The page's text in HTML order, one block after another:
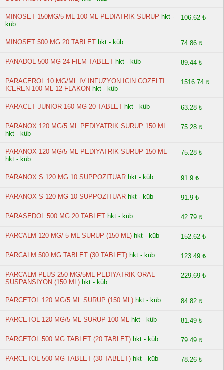
MINOSET 150MG/5 ML 100 ML PEDIATRIK SURUP hkt -
küb
106.62 ₺
MINOSET 500 MG 20 TABLET hkt - küb 74.86 ₺
PANADOL 500 MG 24 FILM TABLET hkt - küb 89.44 ₺
PARACEROL 10 MG/ML IV INFUZYON ICIN COZELTI
ICEREN 100 ML 12 FLAKON hkt - küb
1516.74 ₺
PARACET JUNIOR 160 MG 20 TABLET hkt - küb 63.28 ₺
PARANOX 120 MG/5 ML PEDIYATRIK SURUP 150 ML
hkt - küb
75.28 ₺
PARANOX 120 MG/5 ML PEDIYATRIK SURUP 150 ML
hkt - küb
75.28 ₺
PARANOX S 120 MG 10 SUPPOZITUAR hkt - küb 91.9 ₺
PARANOX S 120 MG 10 SUPPOZITUAR hkt - küb 91.9 ₺
PARASEDOL 500 MG 20 TABLET hkt - küb 42.79 ₺
PARCALM 120 MG/ 5 ML SURUP (150 ML) hkt - küb 152.62 ₺
PARCALM 500 MG TABLET (30 TABLET) hkt - küb 123.49 ₺
PARCALM PLUS 250 MG/5ML PEDIYATRIK ORAL
SUSPANSIYON (150 ML) hkt - küb
229.69 ₺
PARCETOL 120 MG/5 ML SURUP (150 ML) hkt - küb 84.82 ₺
PARCETOL 120 MG/5 ML SURUP 100 ML hkt - küb 81.49 ₺
PARCETOL 500 MG TABLET (20 TABLET) hkt - küb 79.49 ₺
PARCETOL 500 MG TABLET (30 TABLET) hkt - küb 78.26 ₺